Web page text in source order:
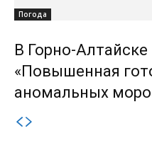
Погода
В Горно-
«Повышенная
аномальных